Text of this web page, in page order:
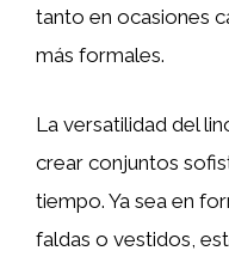
tanto en ocasiones
más formales.
La versatilidad del
crear conjuntos
tiempo. Ya sea en
faldas o vestidos,